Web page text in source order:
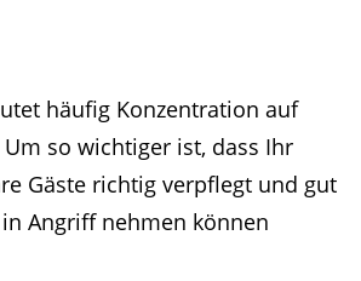
häufig Konzentration auf
so wichtiger ist, dass Ihr
Gäste richtig verpflegt und gut
Angriff nehmen können